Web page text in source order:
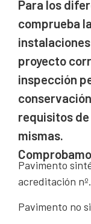
Para los
comprueba
proyecto
inspección
requisitos
mismas.
Pavimento
acreditación
Pavimento no